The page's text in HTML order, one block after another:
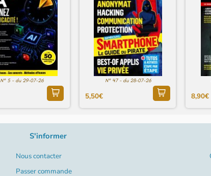
N° 5 - du 29-07-26 N° 47 - du 28-07-26
5,50€ 8,90€
S'informer
Nous contacter
Passer commande